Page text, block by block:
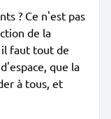
? Ce n'est pas
de la
faut tout de
que la
à tous, et